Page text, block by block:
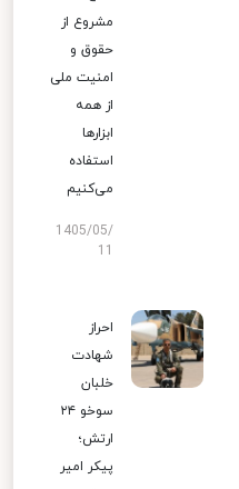
مشروع از
حقوق و
امنیت ملی
از همه
ابزارها
استفاده
می‌کنیم
1405/05/
احراز
شهادت
خلبان
سوخو ۲۴
ارتش؛
پیکر امیر